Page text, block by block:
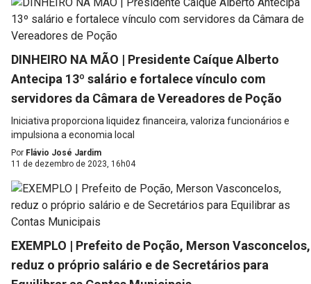
DINHEIRO NA MÃO | Presidente Caíque Alberto
Antecipa 13º salário e fortalece vínculo com
servidores da Câmara de Vereadores de Poção
Iniciativa proporciona liquidez financeira, valoriza funcionários e
impulsiona a economia local
Por Flávio José Jardim
11 de dezembro de 2023, 16h04
EXEMPLO | Prefeito de Poção, Merson Vasconcelos,
reduz o próprio salário e de Secretários para